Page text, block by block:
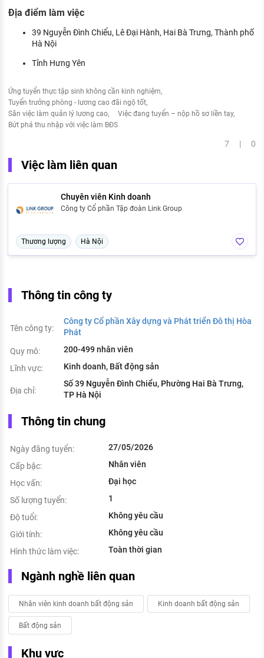
Địa điểm làm việc
39 Nguyễn Đình Chiểu, Lê Đại Hành, Hai Bà Trưng, Thành phố
Hà Nội
Tỉnh Hưng Yên
Ứng tuyển thực tập sinh không cần kinh nghiệm
Tuyển trưởng phòng - lương cao đãi ngộ tốt
Săn việc làm quản lý lương cao
Việc đang tuyển – nộp hồ sơ liền tay
Bứt phá thu nhập với việc làm BĐS
7 | 0
Việc làm liên quan
Chuyên viên Kinh doanh
Công ty Cổ phần Tập đoàn Link Group
Thương lượng Hà Nội
Thông tin công ty
Tên công ty:
Công ty Cổ phần Xây dựng và Phát triển Đô thị Hòa
Phát
Quy mô:
200-499 nhân viên
Lĩnh vực:
Kinh doanh, Bất động sản
Địa chỉ:
Số 39 Nguyễn Đình Chiểu, Phường Hai Bà Trưng,
TP Hà Nội
Thông tin chung
Ngày đăng tuyển:
27/05/2026
Cấp bậc:
Nhân viên
Học vấn:
Đại học
Số lượng tuyển:
1
Độ tuổi:
Không yêu cầu
Giới tính:
Không yêu cầu
Hình thức làm việc:
Toàn thời gian
Ngành nghề liên quan
Nhân viên kinh doanh bất động sản Kinh doanh bất động sản
Bất động sản
Khu vực